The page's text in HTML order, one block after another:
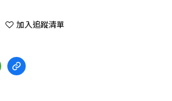
加入追蹤清單